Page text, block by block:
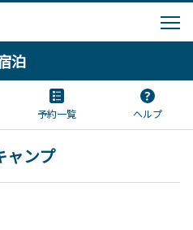
泊
予約一覧 ヘルプ
ャンプ